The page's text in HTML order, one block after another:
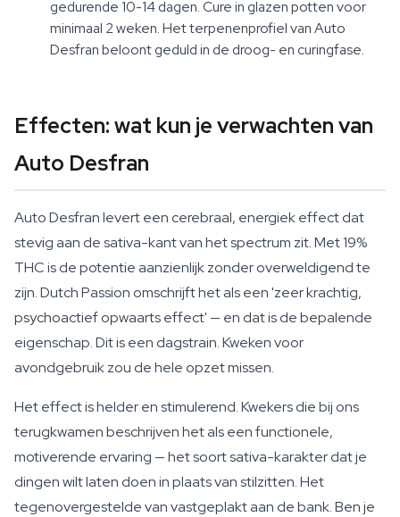
gedurende 10-14 dagen. Cure in glazen potten voor
minimaal 2 weken. Het terpenenprofiel van Auto
Desfran beloont geduld in de droog- en curingfase.
Effecten: wat kun je verwachten van
Auto Desfran
Auto Desfran levert een cerebraal, energiek effect dat
stevig aan de sativa-kant van het spectrum zit. Met 19%
THC is de potentie aanzienlijk zonder overweldigend te
zijn. Dutch Passion omschrijft het als een 'zeer krachtig,
psychoactief opwaarts effect' — en dat is de bepalende
eigenschap. Dit is een dagstrain. Kweken voor
avondgebruik zou de hele opzet missen.
Het effect is helder en stimulerend. Kwekers die bij ons
terugkwamen beschrijven het als een functionele,
motiverende ervaring — het soort sativa-karakter dat je
dingen wilt laten doen in plaats van stilzitten. Het
tegenovergestelde van vastgeplakt aan de bank. Ben je